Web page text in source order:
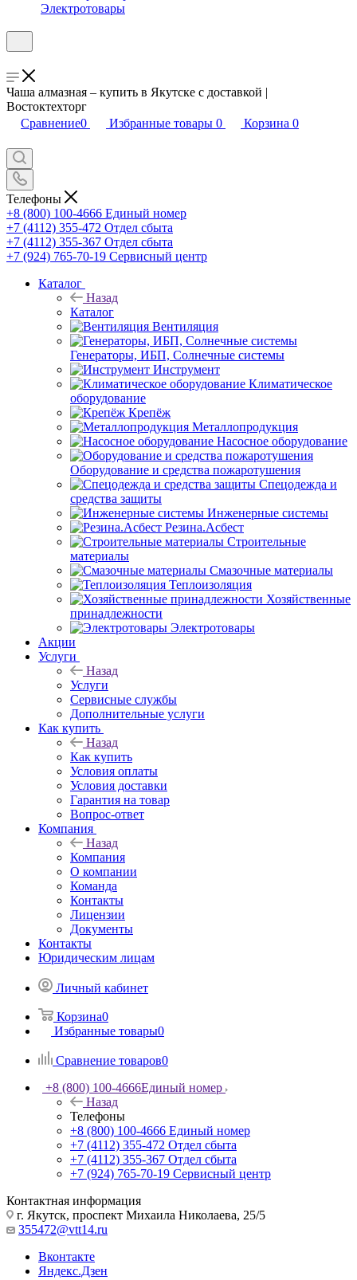
Электротовары
Чаша алмазная – купить в Якутске с доставкой |
Востоктехторг
Сравнение0 Избранные товары 0 Корзина 0
Телефоны
+8 (800) 100-4666 Единый номер
+7 (4112) 355-472 Отдел сбыта
+7 (4112) 355-367 Отдел сбыта
+7 (924) 765-70-19 Сервисный центр
Каталог
Назад
Каталог
Вентиляция
Генераторы, ИБП, Солнечные системы
Инструмент
Климатическое
оборудование
Крепёж
Металлопродукция
Насосное оборудование
Оборудование и средства пожаротушения
Спецодежда и
средства защиты
Инженерные системы
Резина.Асбест
Строительные
материалы
Смазочные материалы
Теплоизоляция
Хозяйственные
принадлежности
Электротовары
Акции
Услуги
Назад
Услуги
Сервисные службы
Дополнительные услуги
Как купить
Назад
Как купить
Условия оплаты
Условия доставки
Гарантия на товар
Вопрос-ответ
Компания
Назад
Компания
О компании
Команда
Контакты
Лицензии
Документы
Контакты
Юридическим лицам
Личный кабинет
Корзина0
Избранные товары0
Сравнение товаров0
+8 (800) 100-4666Единый номер
Назад
Телефоны
+8 (800) 100-4666 Единый номер
+7 (4112) 355-472 Отдел сбыта
+7 (4112) 355-367 Отдел сбыта
+7 (924) 765-70-19 Сервисный центр
Контактная информация
г. Якутск, проспект Михаила Николаева, 25/5
355472@vtt14.ru
Вконтакте
Яндекс.Дзен